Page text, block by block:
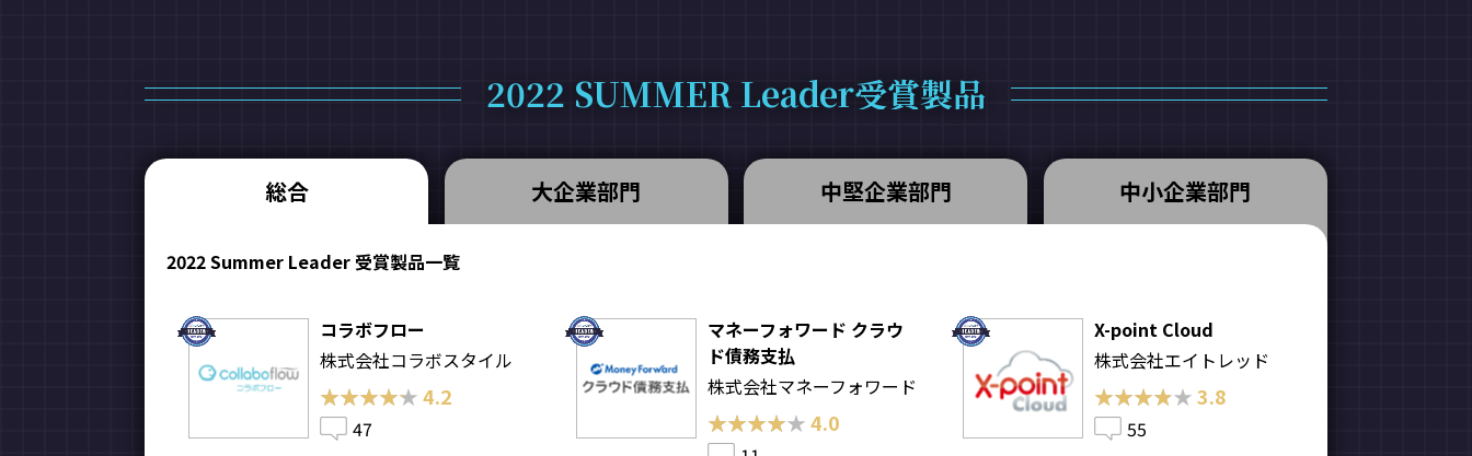
2022 SUMMER Leader受賞製品
総合 大企業部門 中堅企業部門 中小企業部門
2022 Summer Leader 受賞製品一覧
コラボフロー
株式会社コラボスタイル
★★★★★
★★★★★4.2
47
マネーフォワード クラウ
ド債務支払
株式会社マネーフォワード
★★★★★
★★★★★4.0
X-point Cloud
株式会社エイトレッド
★★★★★
★★★★★3.8
55